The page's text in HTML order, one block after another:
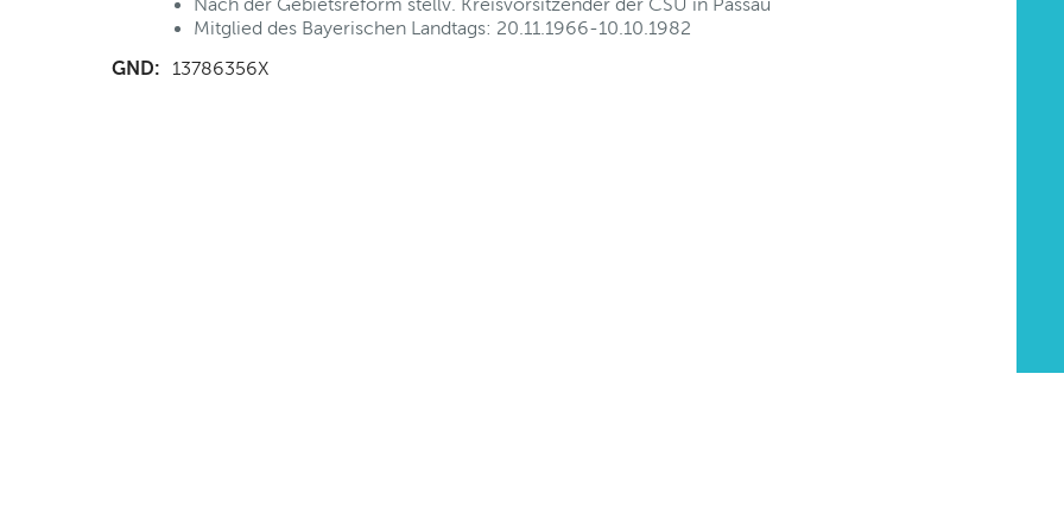
Nach der Gebietsreform stellv. Kreisvorsitzender der CSU in Passau
Mitglied des Bayerischen Landtags: 20.11.1966-10.10.1982
GND: 13786356X